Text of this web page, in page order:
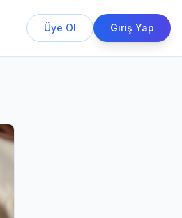
Üye Ol Giriş Yap